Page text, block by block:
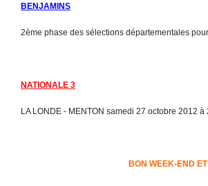
BENJAMINS
2ème phase des sélections départementales
NATIONALE 3
LA LONDE - MENTON samedi 27 octobre 2012 à
BON WEEK-END